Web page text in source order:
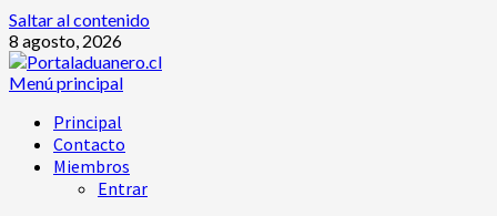
Saltar al contenido
8 agosto, 2026
Menú principal
Principal
Contacto
Miembros
Entrar